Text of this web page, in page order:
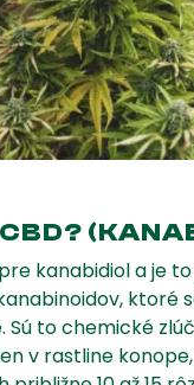
kanabidiol a je
ktoré
Sú to chemické
v rastline